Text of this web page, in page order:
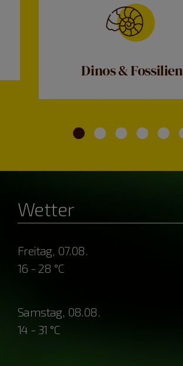
Dinos & Fossilien
Wetter
Freitag, 07.08.
16 - 28 °C
Samstag, 08.08.
14 - 31 °C